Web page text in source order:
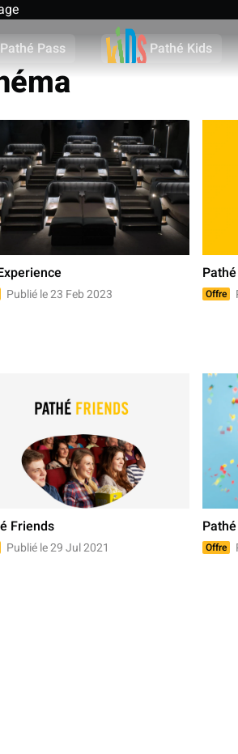
Pathé Pass Pathé Kids
Publié le 23 Feb 2023 Offre
Friends
Publié le 29 Jul 2021 Offre